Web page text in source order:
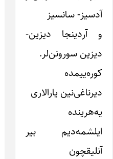
آدسیز- سانسیز
و آردینجا دیزین-
دیزین سورونن‌لر.
کوره‌ییمده
دیرناغی‌نین یارالاری
یه‌هرینده
ایلشمه‌دیم بیر
آنلیقچون